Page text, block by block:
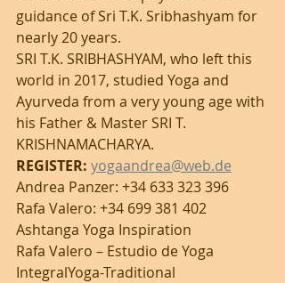
guidance of Sri T.K. Sribhashyam for
nearly 20 years.
SRI T.K. SRIBHASHYAM, who left this
world in 2017, studied Yoga and
Ayurveda from a very young age with
his Father & Master SRI T.
KRISHNAMACHARYA.
REGISTER: yogaandrea@web.de
Andrea Panzer: +34 633 323 396
Rafa Valero: +34 699 381 402
Ashtanga Yoga Inspiration
Rafa Valero – Estudio de Yoga
IntegralYoga-Traditional